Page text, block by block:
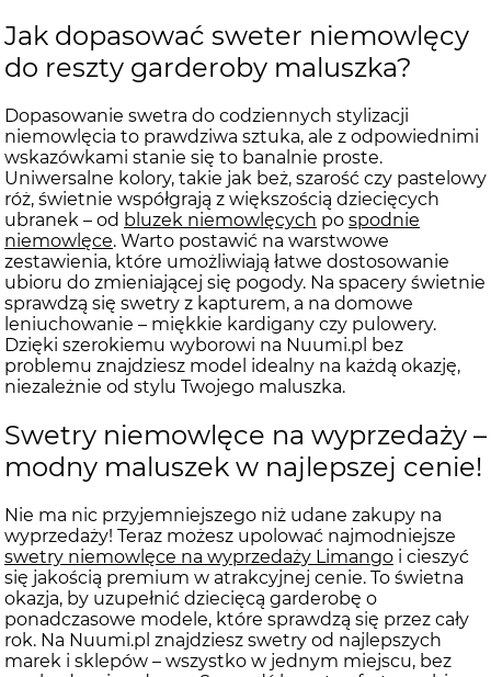
Jak dopasować sweter niemowlęcy
do reszty garderoby maluszka?
Dopasowanie swetra do codziennych stylizacji
niemowlęcia to prawdziwa sztuka, ale z odpowiednimi
wskazówkami stanie się to banalnie proste.
Uniwersalne kolory, takie jak beż, szarość czy pastelowy
róż, świetnie współgrają z większością dziecięcych
ubranek – od bluzek niemowlęcych po spodnie
niemowlęce. Warto postawić na warstwowe
zestawienia, które umożliwiają łatwe dostosowanie
ubioru do zmieniającej się pogody. Na spacery świetnie
sprawdzą się swetry z kapturem, a na domowe
leniuchowanie – miękkie kardigany czy pulowery.
Dzięki szerokiemu wyborowi na Nuumi.pl bez
problemu znajdziesz model idealny na każdą okazję,
niezależnie od stylu Twojego maluszka.
Swetry niemowlęce na wyprzedaży –
modny maluszek w najlepszej cenie!
Nie ma nic przyjemniejszego niż udane zakupy na
wyprzedaży! Teraz możesz upolować najmodniejsze
swetry niemowlęce na wyprzedaży Limango i cieszyć
się jakością premium w atrakcyjnej cenie. To świetna
okazja, by uzupełnić dziecięcą garderobę o
ponadczasowe modele, które sprawdzą się przez cały
rok. Na Nuumi.pl znajdziesz swetry od najlepszych
marek i sklepów – wszystko w jednym miejscu, bez